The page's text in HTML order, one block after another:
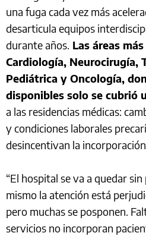
una fuga cada vez más
desarticula equipos
durante años. Las áreas
Cardiología, Neurocirugía,
Pediátrica y Oncología,
disponibles solo se cubrió
a las residencias médicas:
y condiciones laborales
desincentivan la
“El hospital se va a quedar
mismo la atención está
pero muchas se posponen.
servicios no incorporan